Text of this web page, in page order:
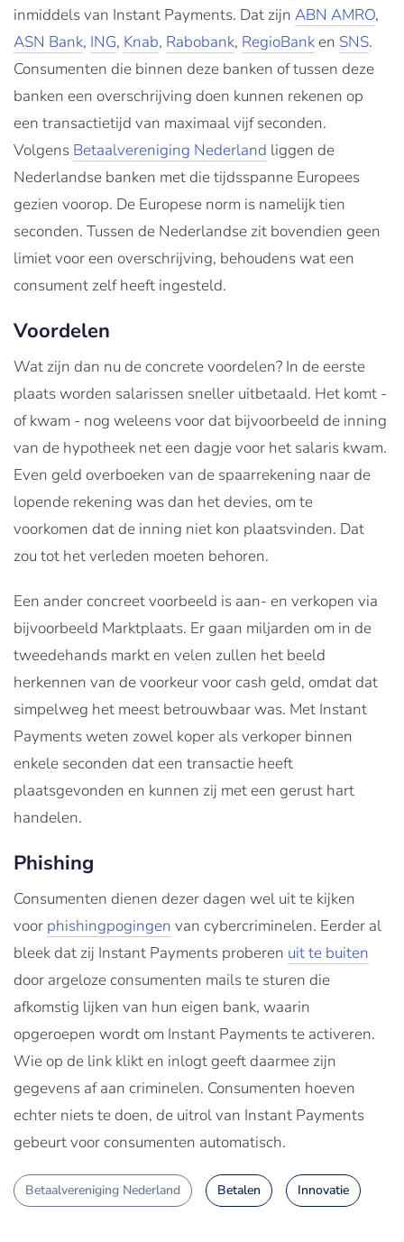
inmiddels van Instant Payments. Dat zijn ABN AMRO,
ASN Bank, ING, Knab, Rabobank, RegioBank en SNS.
Consumenten die binnen deze banken of tussen deze
banken een overschrijving doen kunnen rekenen op
een transactietijd van maximaal vijf seconden.
Volgens Betaalvereniging Nederland liggen de
Nederlandse banken met die tijdsspanne Europees
gezien voorop. De Europese norm is namelijk tien
seconden. Tussen de Nederlandse zit bovendien geen
limiet voor een overschrijving, behoudens wat een
consument zelf heeft ingesteld.
Voordelen
Wat zijn dan nu de concrete voordelen? In de eerste
plaats worden salarissen sneller uitbetaald. Het komt -
of kwam - nog weleens voor dat bijvoorbeeld de inning
van de hypotheek net een dagje voor het salaris kwam.
Even geld overboeken van de spaarrekening naar de
lopende rekening was dan het devies, om te
voorkomen dat de inning niet kon plaatsvinden. Dat
zou tot het verleden moeten behoren.
Een ander concreet voorbeeld is aan- en verkopen via
bijvoorbeeld Marktplaats. Er gaan miljarden om in de
tweedehands markt en velen zullen het beeld
herkennen van de voorkeur voor cash geld, omdat dat
simpelweg het meest betrouwbaar was. Met Instant
Payments weten zowel koper als verkoper binnen
enkele seconden dat een transactie heeft
plaatsgevonden en kunnen zij met een gerust hart
handelen.
Phishing
Consumenten dienen dezer dagen wel uit te kijken
voor phishingpogingen van cybercriminelen. Eerder al
bleek dat zij Instant Payments proberen uit te buiten
door argeloze consumenten mails te sturen die
afkomstig lijken van hun eigen bank, waarin
opgeroepen wordt om Instant Payments te activeren.
Wie op de link klikt en inlogt geeft daarmee zijn
gegevens af aan criminelen. Consumenten hoeven
echter niets te doen, de uitrol van Instant Payments
gebeurt voor consumenten automatisch.
Betaalvereniging Nederland Betalen Innovatie